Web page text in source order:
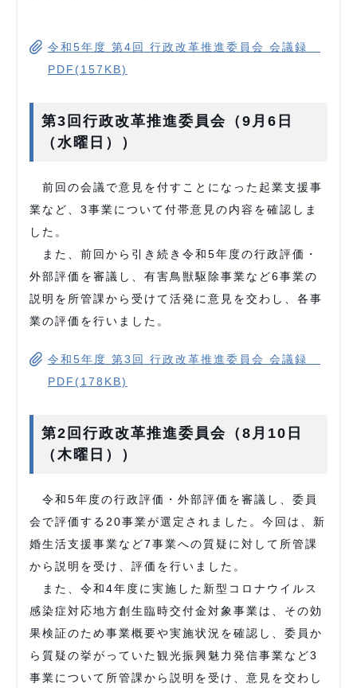
令和5年度 第4回 行政改革推進委員会 会議録
PDF(157KB)
第3回行政改革推進委員会（9月6日
（水曜日））
前回の会議で意見を付すことになった起業支援事
業など、3事業について付帯意見の内容を確認しま
した。
また、前回から引き続き令和5年度の行政評価・
外部評価を審議し、有害鳥獣駆除事業など6事業の
説明を所管課から受けて活発に意見を交わし、各事
業の評価を行いました。
令和5年度 第3回 行政改革推進委員会 会議録
PDF(178KB)
第2回行政改革推進委員会（8月10日
（木曜日））
令和5年度の行政評価・外部評価を審議し、委員
会で評価する20事業が選定されました。今回は、新
婚生活支援事業など7事業への質疑に対して所管課
から説明を受け、評価を行いました。
また、令和4年度に実施した新型コロナウイルス
感染症対応地方創生臨時交付金対象事業は、その効
果検証のため事業概要や実施状況を確認し、委員か
ら質疑の挙がっていた観光振興魅力発信事業など3
事業について所管課から説明を受け、意見を交わし